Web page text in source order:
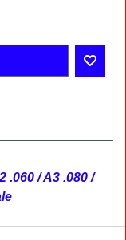
/ A3 .080 /